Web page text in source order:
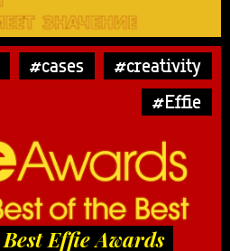
#cases
#creativity
#Effie
Effie Awards